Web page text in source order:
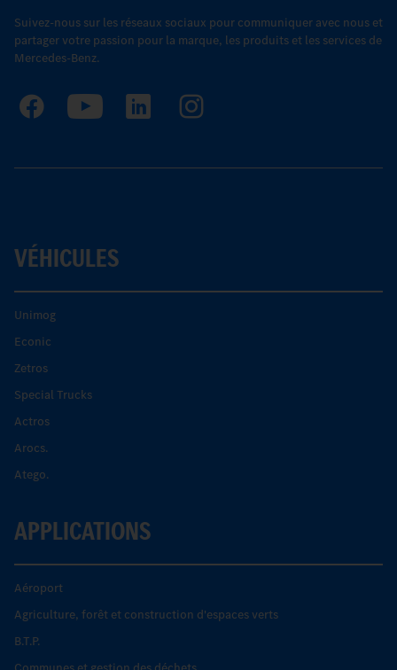
Suivez-nous sur les réseaux sociaux pour communiquer avec nous et
partager votre passion pour la marque, les produits et les services de
Mercedes-Benz.
VÉHICULES
Unimog
Econic
Zetros
Special Trucks
Actros
Arocs.
Atego.
APPLICATIONS
Aéroport
Agriculture, forêt et construction d'espaces verts
B.T.P.